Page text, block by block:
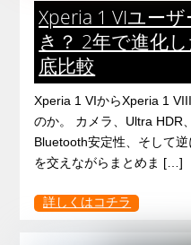
Xperia 1 VIユー
き？ 2年で進化
底比較
Xperia 1 VIからXperia 1
のか。 カメラ、Ultra HDR
Bluetooth安定性、そして
を交えながらまとめま […]
詳しくはコチラ